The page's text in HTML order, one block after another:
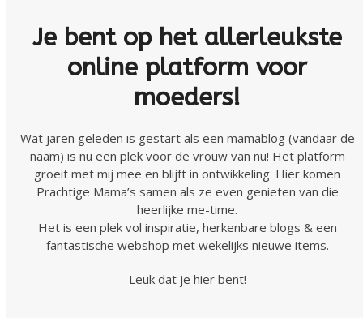
Je bent op het allerleukste
online platform voor
moeders!
Wat jaren geleden is gestart als een mamablog (vandaar de
naam) is nu een plek voor de vrouw van nu! Het platform
groeit met mij mee en blijft in ontwikkeling. Hier komen
Prachtige Mama’s samen als ze even genieten van die
heerlijke me-time.
Het is een plek vol inspiratie, herkenbare blogs & een
fantastische webshop met wekelijks nieuwe items.
Leuk dat je hier bent!